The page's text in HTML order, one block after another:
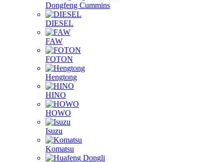
Dongfeng Cummins
DIESEL
FAW
FOTON
Hengtong
HINO
HOWO
Isuzu
Komatsu